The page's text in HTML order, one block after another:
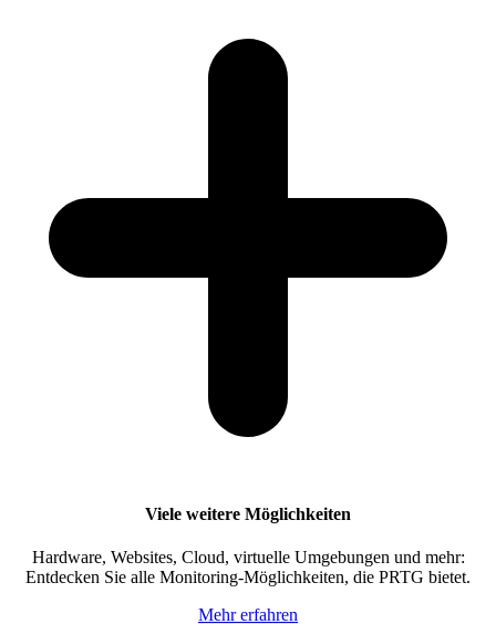
Viele weitere Möglichkeiten
Hardware, Websites, Cloud, virtuelle Umgebungen und mehr:
Entdecken Sie alle Monitoring-Möglichkeiten, die PRTG bietet.
Mehr erfahren